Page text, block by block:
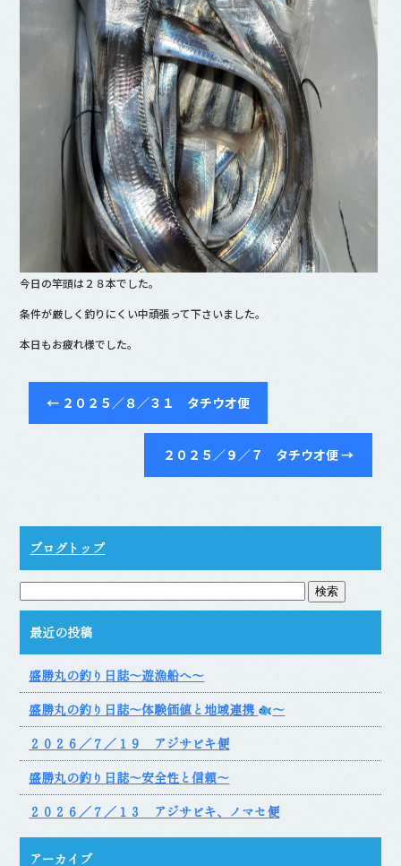
今日の竿頭は２８本でした。
条件が厳しく釣りにくい中頑張って下さいました。
本日もお疲れ様でした。
← ２０２５／８／３１ タチウオ便
２０２５／９／７ タチウオ便→
ブログトップ
最近の投稿
盛勝丸の釣り日誌～遊漁船へ～
盛勝丸の釣り日誌～体験価値と地域連携
～
２０２６／７／１９ アジサビキ便
盛勝丸の釣り日誌～安全性と信頼～
２０２６／７／１３ アジサビキ、ノマセ便
アーカイブ